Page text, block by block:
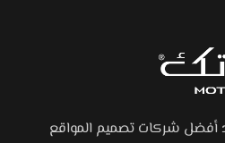
أفضل شركات تصميم المواقع